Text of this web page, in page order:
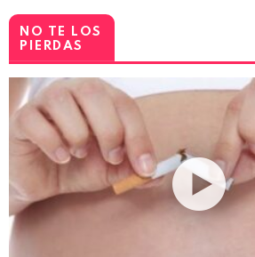
NO TE LOS
PIERDAS